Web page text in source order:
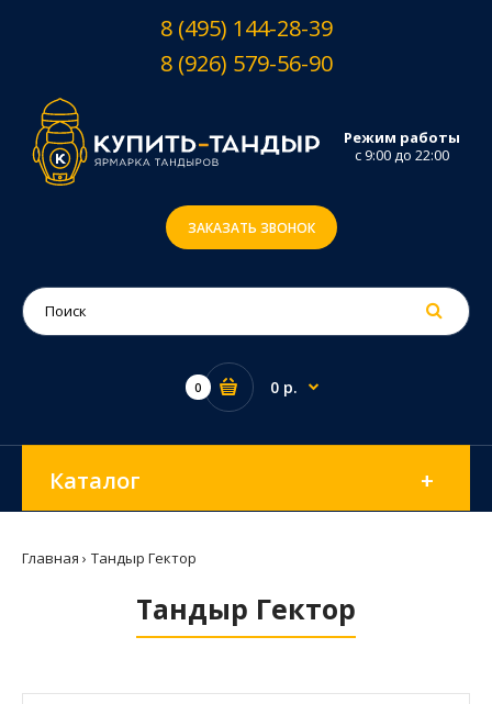
8 (495) 144-28-39
8 (926) 579-56-90
Режим работы
с 9:00 до 22:00
ЗАКАЗАТЬ ЗВОНОК
0 0 р.
Каталог
Главная Тандыр Гектор
Тандыр Гектор